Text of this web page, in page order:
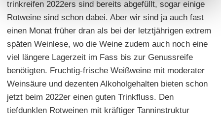
trinkreifen 2022ers sind bereits abgefüllt, sogar einige
Rotweine sind schon dabei. Aber wir sind ja auch fast
einen Monat früher dran als bei der letztjährigen extrem
späten Weinlese, wo die Weine zudem auch noch eine
viel längere Lagerzeit im Fass bis zur Genussreife
benötigten. Fruchtig-frische Weißweine mit moderater
Weinsäure und dezenten Alkoholgehalten bieten schon
jetzt beim 2022er einen guten Trinkfluss. Den
tiefdunklen Rotweinen mit kräftiger Tanninstruktur